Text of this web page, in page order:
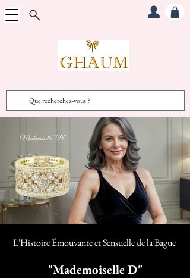
L'Histoire Émouvante et Sensuelle de la Bague
"Mademoiselle D"